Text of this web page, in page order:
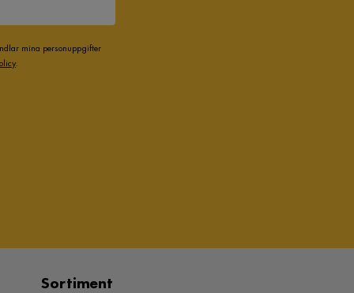
mina personuppgifter
.
Sortiment